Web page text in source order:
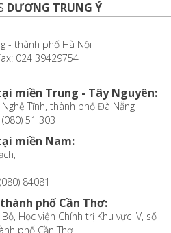
DƯƠNG TRUNG Ý
- thành phố Hà Nội
024 39429754
miền Trung - Tây Nguyên:
Tĩnh, thành phố Đà Nẵng
51 303
miền Nam:
84081
phố Cần Thơ:
Học viện Chính trị Khu vực IV, số
phố Cần Thơ